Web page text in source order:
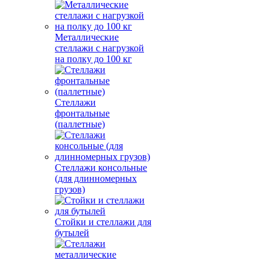
Металлические
стеллажи с нагрузкой
на полку до 100 кг
Стеллажи
фронтальные
(паллетные)
Стеллажи консольные
(для длинномерных
грузов)
Стойки и стеллажи для
бутылей